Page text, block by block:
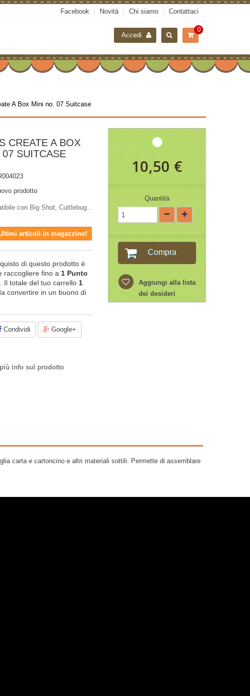
Facebook Novità Chi siamo Contattaci
0
Accedi
A Box Mini no. 07 Suitcase
CREATE A BOX
SUITCASE
prodotto
con Big Shot, Cuttlebug...
articoli in magazzino!
di questo prodotto è
raccogliere fino a 1 Punto
. Il totale del tuo carrello 1
convertire in un buono di
Condividi Google+
info sul prodotto
10,50 €
Quantità
Compra
Aggiungi alla lista
dei desideri
carta e cartoncino e altri materiali sottili. Permette di assemblare